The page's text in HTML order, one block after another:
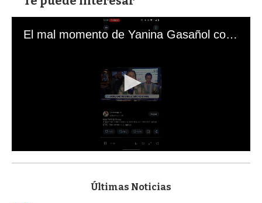
El mal momento de Yanina Gasañol con un hincha argentino en "Subrayado"
s
Últimas Noticias